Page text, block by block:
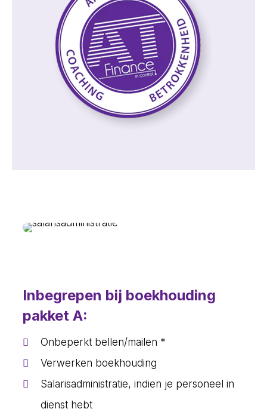
Inbegrepen bij boekhouding
pakket A:
Onbeperkt bellen/mailen *
Verwerken boekhouding
Salarisadministratie, indien je personeel in
dienst hebt